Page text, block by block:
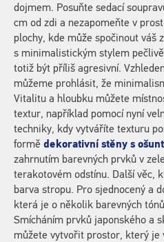
dojmem. Posuňte sedací
cm od zdi a nezapomeňte v
plochy, kde může spočinout váš
s minimalistickým stylem
totiž být příliš agresivní.
můžeme prohlásit, že
Vitalitu a hloubku můžete
textur, například pomocí nyní
techniky, kdy vytváříte texturu
formě dekorativní stěny s
zahrnutím barevných prvků v
terakotovém odstínu. Další věc,
barva stropu. Pro sjednocený a
která je o několik barevných
Smícháním prvků japonského a
můžete vytvořit prostor, který je